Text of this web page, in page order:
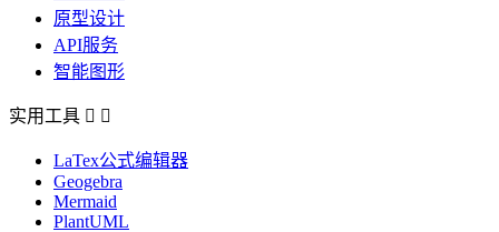
原型设计
API服务
智能图形
实用工具  
LaTex公式编辑器
Geogebra
Mermaid
PlantUML